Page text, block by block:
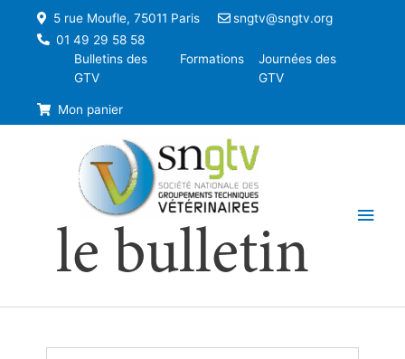
5 rue Moufle, 75011 Paris
sngtv@sngtv.org
01 49 29 58 58
Bulletins des
GTV
Formations
Journées des
GTV
Mon panier
le bulletin